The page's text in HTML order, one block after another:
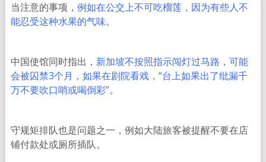
当注意的事项， 例如在公交上不可吃榴莲，因为有些人不
能忍受这种水果的气味。
中国使馆同时指出， 新加坡不按照指示闯灯过马路，可能
会被囚禁3个月，如果在剧院看戏，“台上如果出了纰漏千
万不要吹口哨或喝倒彩”。
守规矩排队也是问题之一，例如大陆旅客被提醒不要在店
铺付款处或厕所插队。